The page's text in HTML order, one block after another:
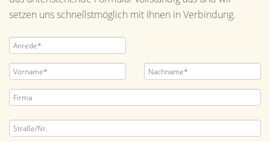
setzen uns schnellstmöglich mit Ihnen in Verbindung.